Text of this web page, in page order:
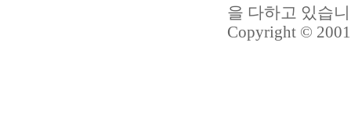
을 다하고 있습
Copyright ©